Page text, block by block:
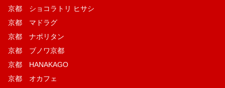
京都 ショコラトリ ヒサシ
京都 マドラグ
京都 ナポリタン
京都 ブノワ京都
京都 HANAKAGO
京都 オカフェ